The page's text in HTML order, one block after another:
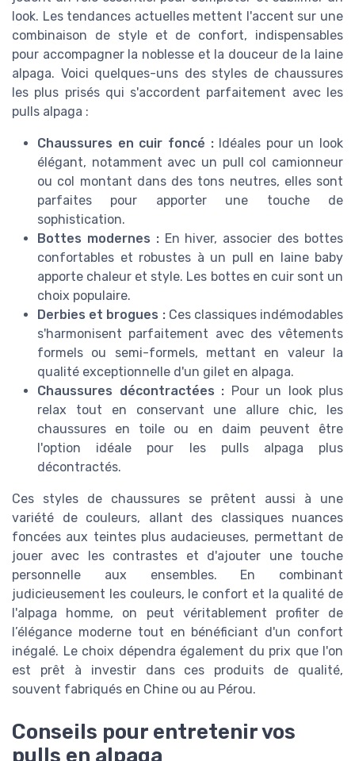
look. Les tendances actuelles mettent l'accent sur une
combinaison de style et de confort, indispensables
pour accompagner la noblesse et la douceur de la laine
alpaga. Voici quelques-uns des styles de chaussures
les plus prisés qui s'accordent parfaitement avec les
pulls alpaga :
Chaussures en cuir foncé :Idéales pour un look
élégant, notamment avec un pull col camionneur
ou col montant dans des tons neutres, elles sont
parfaites pour apporter une touche de
sophistication.
Bottes modernes :En hiver, associer des bottes
confortables et robustes à un pull en laine baby
apporte chaleur et style. Les bottes en cuir sont un
choix populaire.
Derbies et brogues :Ces classiques indémodables
s'harmonisent parfaitement avec des vêtements
formels ou semi-formels, mettant en valeur la
qualité exceptionnelle d'un gilet en alpaga.
Chaussures décontractées : Pour un look plus
relax tout en conservant une allure chic, les
chaussures en toile ou en daim peuvent être
l'option idéale pour les pulls alpaga plus
décontractés.
Ces styles de chaussures se prêtent aussi à une
variété de couleurs, allant des classiques nuances
foncées aux teintes plus audacieuses, permettant de
jouer avec les contrastes et d'ajouter une touche
personnelle aux ensembles. En combinant
judicieusement les couleurs, le confort et la qualité de
l'alpaga homme, on peut véritablement profiter de
l’élégance moderne tout en bénéficiant d'un confort
inégalé. Le choix dépendra également du prix que l'on
est prêt à investir dans ces produits de qualité,
souvent fabriqués en Chine ou au Pérou.
Conseils pour entretenir vos
pulls en alpaga